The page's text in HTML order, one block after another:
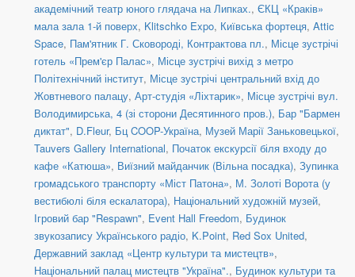
академічний театр юного глядача на Липках., ЄКЦ «Краків»
мала зала 1-й поверх, Klitschko Expo, Київська фортеця, Attic
Space, Пам'ятник Г. Сковороді, Контрактова пл., Місце зустрічі
готель «Прем'єр Палас», Місце зустрічі вихід з метро
Політехнічний інститут, Місце зустрічі центральний вхід до
Жовтневого палацу, Арт-студія «Ліхтарик», Місце зустрічі вул.
Володимирська, 4 (зі сторони Десятинного пров.), Бар "Бармен
диктат", D.Fleur, Бц COOP-Україна, Музей Марії Заньковецької,
Tauvers Gallery International, Початок екскурсії біля входу до
кафе «Катюша», Виїзний майданчик (Вільна посадка), Зупинка
громадського транспорту «Міст Патона», М. Золоті Ворота (у
вестибюлі біля ескалатора), Національний художній музей,
Ігровий бар "Respawn", Event Hall Freedom, Будинок
звукозапису Українського радіо, K.Point, Red Sox United,
Державний заклад «Центр культури та мистецтв»,
Національний палац мистецтв "Україна"., Будинок культури та